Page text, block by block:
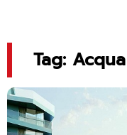
Tag: